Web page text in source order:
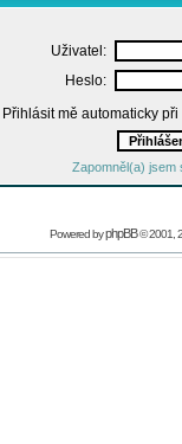
Uživatel:
Heslo:
Přihlásit mě automaticky
Zapomněl(a) jsem
Powered byphpBB© 2001,